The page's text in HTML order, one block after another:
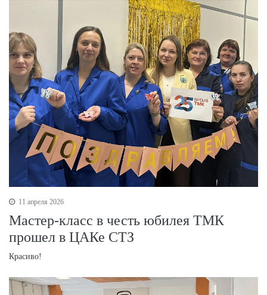
11 апреля 2026
Мастер-класс в честь юбилея ТМК
прошел в ЦАКе СТЗ
Красиво!